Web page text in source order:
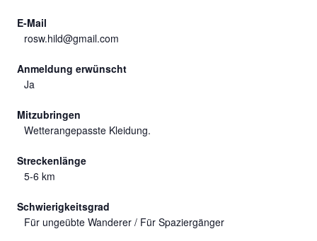
E-Mail
rosw.hild@gmail.com
Anmeldung erwünscht
Ja
Mitzubringen
Wetterangepasste Kleidung.
Streckenlänge
5-6 km
Schwierigkeitsgrad
Für ungeübte Wanderer / Für Spaziergänger